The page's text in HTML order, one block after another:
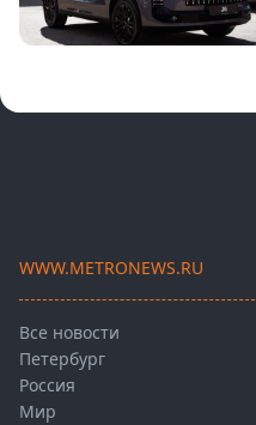
WWW.METRONEWS.RU
Все новости
Петербург
Россия
Мир